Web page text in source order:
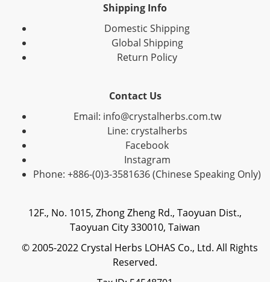
Shipping Info
Domestic Shipping
Global Shipping
Return Policy
Contact Us
Email: info@crystalherbs.com.tw
Line: crystalherbs
Facebook
Instagram
Phone: +886-(0)3-3581636 (Chinese Speaking Only)
12F., No. 1015, Zhong Zheng Rd., Taoyuan Dist.,
Taoyuan City 330010, Taiwan
© 2005-2022 Crystal Herbs LOHAS Co., Ltd. All Rights
Reserved.